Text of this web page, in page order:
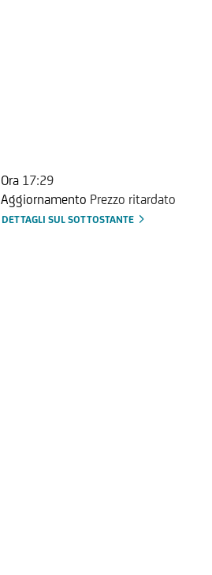
Ora 17:29
Aggiornamento Prezzo ritardato
DETTAGLI SUL SOTTOSTANTE